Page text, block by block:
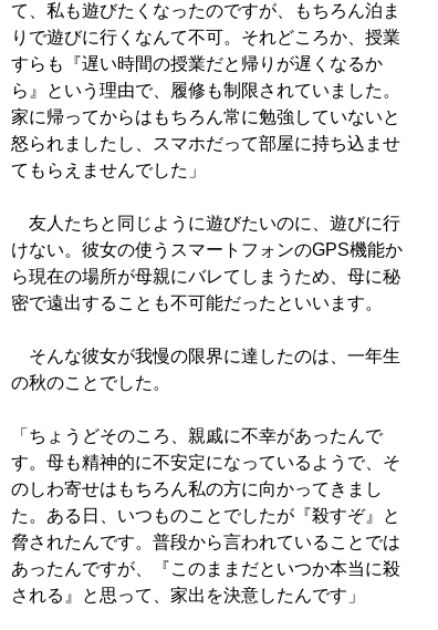
て、私も遊びたくなったのですが、もちろん泊ま
りで遊びに行くなんて不可。それどころか、授業
すらも『遅い時間の授業だと帰りが遅くなるか
ら』という理由で、履修も制限されていました。
家に帰ってからはもちろん常に勉強していないと
怒られましたし、スマホだって部屋に持ち込ませ
てもらえませんでした」
友人たちと同じように遊びたいのに、遊びに行
けない。彼女の使うスマートフォンのGPS機能か
ら現在の場所が母親にバレてしまうため、母に秘
密で遠出することも不可能だったといいます。
そんな彼女が我慢の限界に達したのは、一年生
の秋のことでした。
「ちょうどそのころ、親戚に不幸があったんで
す。母も精神的に不安定になっているようで、そ
のしわ寄せはもちろん私の方に向かってきまし
た。ある日、いつものことでしたが『殺すぞ』と
脅されたんです。普段から言われていることでは
あったんですが、『このままだといつか本当に殺
される』と思って、家出を決意したんです」